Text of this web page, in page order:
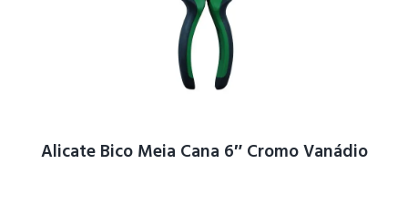
Alicate Bico Meia Cana 6″ Cromo Vanádio